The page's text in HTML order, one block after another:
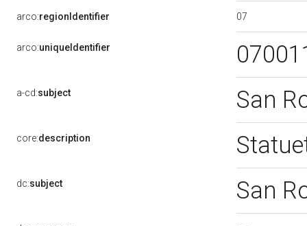
arco:regionIdentifier 07
arco:uniqueIdentifier
a-cd:subject San
core:description
dc:subject San